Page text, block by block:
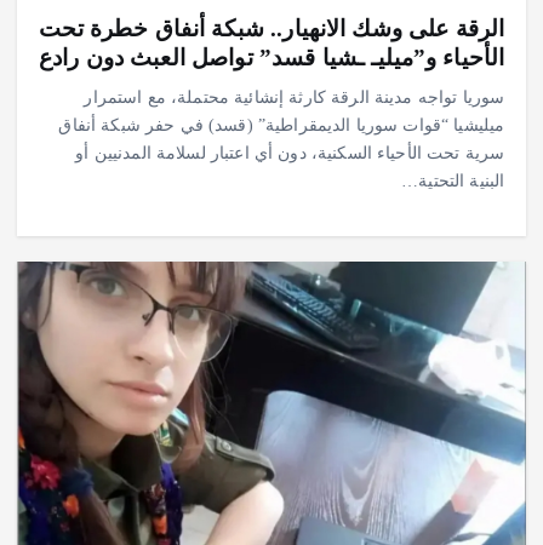
الرقة على وشك الانهيار.. شبكة أنفاق خطرة تحت
الأحياء و”ميليـ ـشيا قسد” تواصل العبث دون رادع
سوريا تواجه مدينة الرقة كارثة إنشائية محتملة، مع استمرار
ميليشيا “قوات سوريا الديمقراطية” (قسد) في حفر شبكة أنفاق
سرية تحت الأحياء السكنية، دون أي اعتبار لسلامة المدنيين أو
البنية التحتية…